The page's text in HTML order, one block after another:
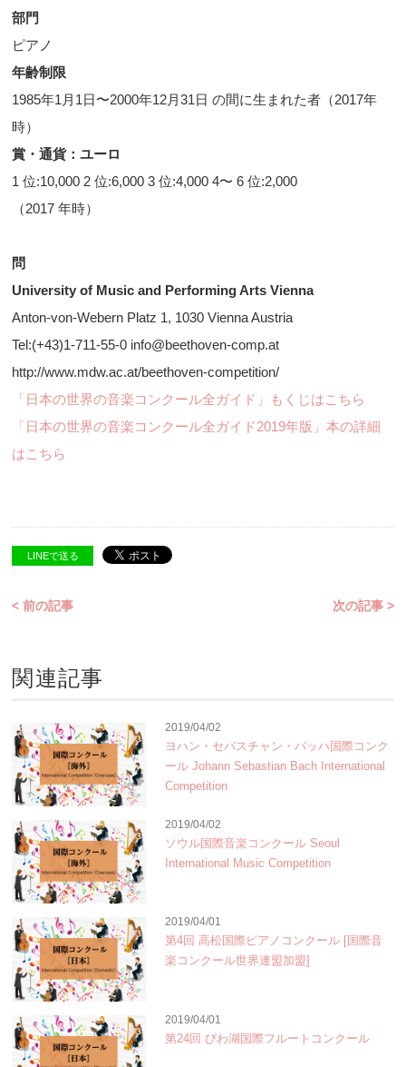
部門
ピアノ
年齢制限
1985年1月1日〜2000年12月31日 の間に生まれた者（2017年
時）
賞・通貨：ユーロ
1 位:10,000 2 位:6,000 3 位:4,000 4〜 6 位:2,000
（2017 年時）
問
University of Music and Performing Arts Vienna
Anton-von-Webern Platz 1, 1030 Vienna Austria
Tel:(+43)1-711-55-0 info@beethoven-comp.at
http://www.mdw.ac.at/beethoven-competition/
「日本の世界の音楽コンクール全ガイド」もくじはこちら
「日本の世界の音楽コンクール全ガイド2019年版」本の詳細
はこちら
LINEで送る
< 前の記事 次の記事 >
関連記事
2019/04/02
ヨハン・セバスチャン・バッハ国際コンク
ール Johann Sebastian Bach International
Competition
2019/04/02
ソウル国際音楽コンクール Seoul
International Music Competition
2019/04/01
第4回 高松国際ピアノコンクール [国際音
楽コンクール世界連盟加盟]
2019/04/01
第24回 びわ湖国際フルートコンクール